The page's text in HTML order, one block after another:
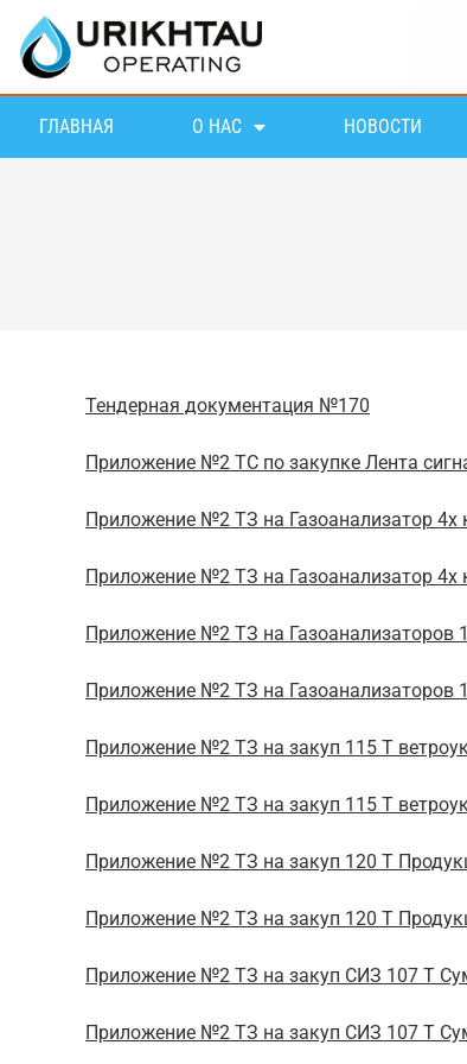
ГЛАВНАЯ О НАС НОВОСТИ
Тендерная документация №170
Приложение №2 ТС по закупке Лента
Приложение №2 ТЗ на Газоанализатор 4х
Приложение №2 ТЗ на Газоанализатор 4х
Приложение №2 ТЗ на Газоанализаторов
Приложение №2 ТЗ на Газоанализаторов
Приложение №2 ТЗ на закуп 115 Т
Приложение №2 ТЗ на закуп 115 Т
Приложение №2 ТЗ на закуп 120 Т
Приложение №2 ТЗ на закуп 120 Т
Приложение №2 ТЗ на закуп СИЗ 107 Т
Приложение №2 ТЗ на закуп СИЗ 107 Т